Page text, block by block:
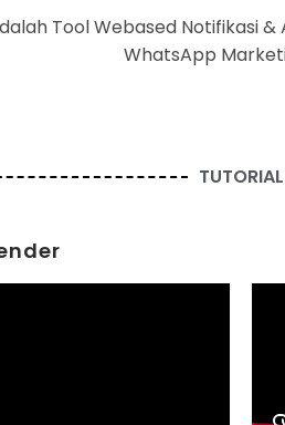
Tool Webased Notifikasi
WhatsApp
TUTORIAL